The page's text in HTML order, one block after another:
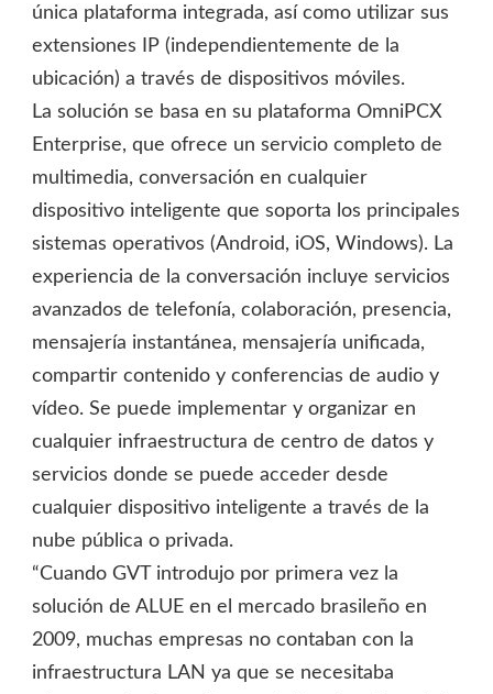
única plataforma integrada, así como utilizar sus
extensiones IP (independientemente de la
ubicación) a través de dispositivos móviles.
La solución se basa en su plataforma OmniPCX
Enterprise, que ofrece un servicio completo de
multimedia, conversación en cualquier
dispositivo inteligente que soporta los principales
sistemas operativos (Android, iOS, Windows). La
experiencia de la conversación incluye servicios
avanzados de telefonía, colaboración, presencia,
mensajería instantánea, mensajería unificada,
compartir contenido y conferencias de audio y
vídeo. Se puede implementar y organizar en
cualquier infraestructura de centro de datos y
servicios donde se puede acceder desde
cualquier dispositivo inteligente a través de la
nube pública o privada.
“Cuando GVT introdujo por primera vez la
solución de ALUE en el mercado brasileño en
2009, muchas empresas no contaban con la
infraestructura LAN ya que se necesitaba